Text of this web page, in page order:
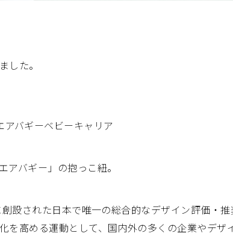
した。
アバギーベビーキャリア
バギー」の抱っこ紐。
設された日本で唯一の総合的なデザイン評価・推
を高める運動として、国内外の多くの企業やデザ